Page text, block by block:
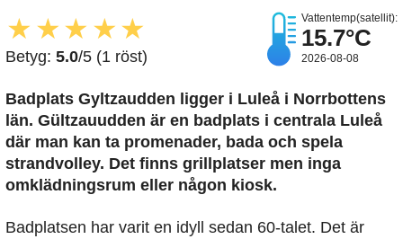
★ ★★ ★★
Betyg: 5.0/5 (1 röst)
Vattentemp(satellit):
15.7°C
2026-08-08
Badplats Gyltzaudden ligger i Luleå i Norrbottens
län. Gültzauudden är en badplats i centrala Luleå
där man kan ta promenader, bada och spela
strandvolley. Det finns grillplatser men inga
omklädningsrum eller någon kiosk.
Badplatsen har varit en idyll sedan 60-talet. Det är